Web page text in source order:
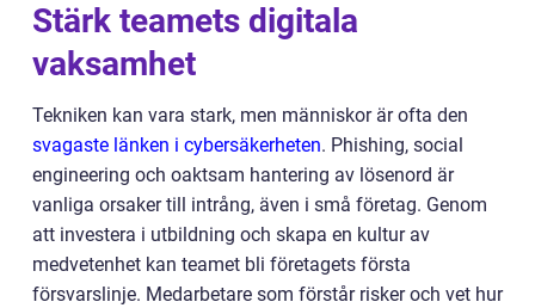
Stärk teamets digitala
vaksamhet
Tekniken kan vara stark, men människor är ofta den
svagaste länken i cybersäkerheten. Phishing, social
engineering och oaktsam hantering av lösenord är
vanliga orsaker till intrång, även i små företag. Genom
att investera i utbildning och skapa en kultur av
medvetenhet kan teamet bli företagets första
försvarslinje. Medarbetare som förstår risker och vet hur